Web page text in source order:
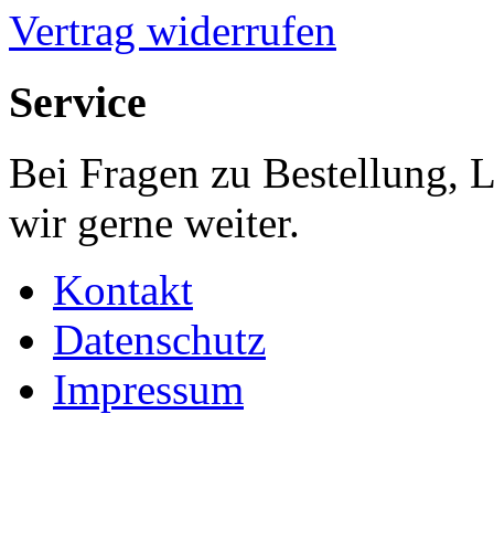
Vertrag widerrufen
Service
Bei Fragen zu Bestellung,
wir gerne weiter.
Kontakt
Datenschutz
Impressum